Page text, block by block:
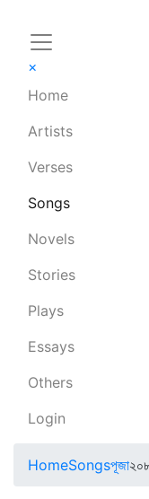
×
Home
Artists
Verses
Songs
Novels
Stories
Plays
Essays
Others
Login
HomeSongsপূজা